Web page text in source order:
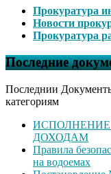
Прокуратура
Новости
Прокуратура
Последние
Последнии
категориям
ДОХОДАМ
Правила
на водоемах